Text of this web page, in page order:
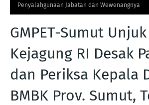
Penyalahgunaan Jabatan dan Wewenangnya
GMPET-Sumut
Kejagung RI Desak
dan Periksa Kepala
BMBK Prov. Sumut,